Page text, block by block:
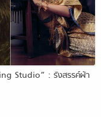
Studio” : รังสรรค์ผ้า